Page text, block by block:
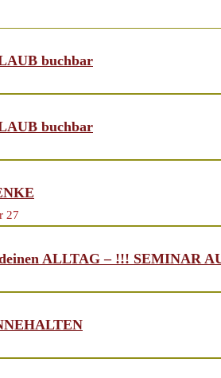
buchbar
buchbar
27
ALLTAG – !!! SEMINAR